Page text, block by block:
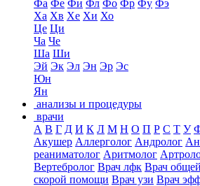
Фа Фе Фи Фл Фо Фр Фу Фэ
Ха Хв Хе Хи Хо
Це Ци
Ча Че
Ша Ши
Эй Эк Эл Эн Эр Эс
Юн
Ян
анализы и процедуры
врачи
А В Г Д И К Л М Н О П Р С Т У
Акушер Аллерголог Андролог
реаниматолог Аритмолог
Вертебролог Врач лфк Врач
скорой помощи Врач узи Врач